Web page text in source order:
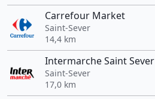
Carrefour Market
Saint-Sever
14,4 km
Intermarche Saint Sever
Saint-Sever
17,0 km